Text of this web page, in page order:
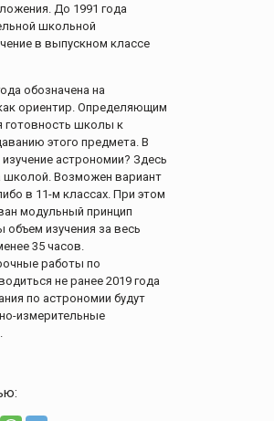
До 1991 года
школьной
в выпускном классе
обозначена на
ориентир. Определяющим
готовность школы к
этого предмета. В
астрономии? Здесь
школой. Возможен вариант
в 11-м классах. При этом
модульный принцип
объем изучения за весь
35 часов.
работы по
не ранее 2019 года
по астрономии будут
измерительные